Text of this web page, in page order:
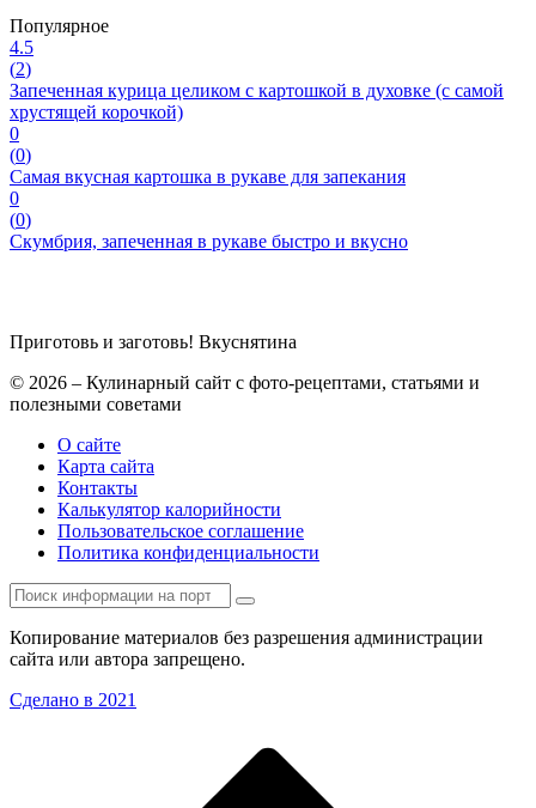
Популярное
4.5
(2)
Запеченная курица целиком с картошкой в духовке (с самой
хрустящей корочкой)
0
(0)
Самая вкусная картошка в рукаве для запекания
0
(0)
Скумбрия, запеченная в рукаве быстро и вкусно
Приготовь и заготовь! Вкуснятина
© 2026 – Кулинарный сайт с фото-рецептами, статьями и
полезными советами
О сайте
Карта сайта
Контакты
Калькулятор калорийности
Пользовательское соглашение
Политика конфиденциальности
Копирование материалов без разрешения администрации
сайта или автора запрещено.
Сделано в 2021